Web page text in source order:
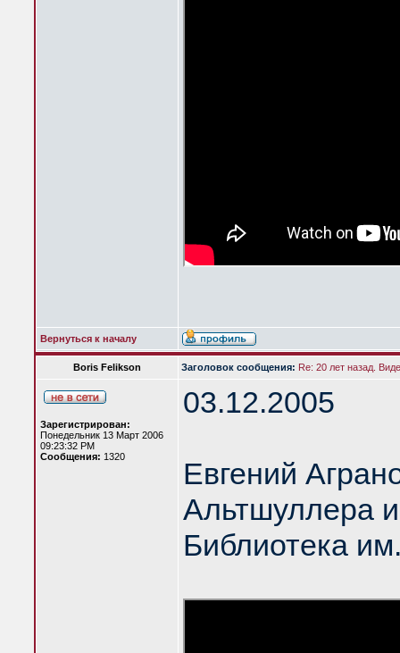
Вернуться к началу
Boris Felikson Заголовок сообщения: Re: 20 лет назад.
Зарегистрирован:
Понедельник 13 Март 2006
09:23:32 PM
Сообщения: 1320
03.12.2005
Евгений
Альтшуллера
Библиотека